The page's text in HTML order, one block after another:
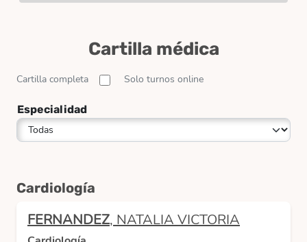
Cartilla médica
Cartilla completa Solo turnos online
Especialidad
Cardiología
FERNANDEZ, NATALIA VICTORIA